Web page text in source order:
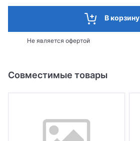
В корзину
Не является офертой
Совместимые товары